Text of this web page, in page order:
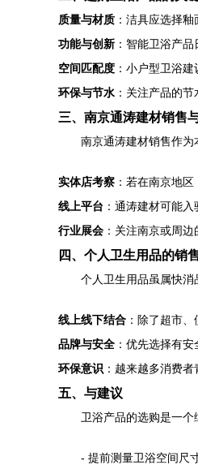
质量与材质 ：洁具应选择
功能与创新 ：智能卫浴产
空间匹配度 ：小户型卫浴
环保与节水 ：关注产品的
三、南京通涛建材销售
南京通涛建材销售作为
实体店考察 ：若在南京地
线上平台 ：通涛建材可能
行业展会 ：关注南京或周
四、个人卫生用品的销
个人卫生用品虽属快消
线上线下结合 ：除了超市
品牌与安全 ：优先选择有
环保意识 ：越来越多消费
五、与建议
卫浴产品的选购是一
- 提前测量卫浴空间尺